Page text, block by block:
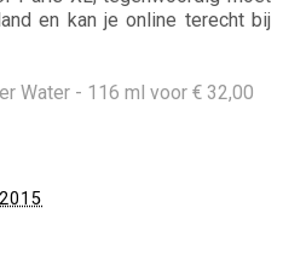
en kan je online terecht bij
Water - 116 ml voor € 32,00